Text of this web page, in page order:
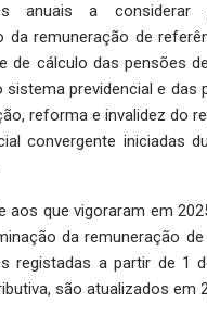
anuais a
da remuneração de
de cálculo das pensões
sistema previdencial e das
reforma e invalidez do
convergente ini­ciadas
aos que vigoraram em
da remuneração
registadas a partir de 1
são atualizados em